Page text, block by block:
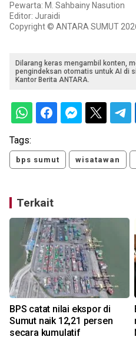
Pewarta: M. Sahbainy Nasution
Editor: Juraidi
Copyright © ANTARA SUMUT
Dilarang keras mengambil konten,
pengindeksan otomatis untuk AI di
Kantor Berita ANTARA.
Tags:
bps sumut wisatawan
Terkait
BPS catat nilai ekspor di
Sumut naik 12,21 persen
secara kumulatif